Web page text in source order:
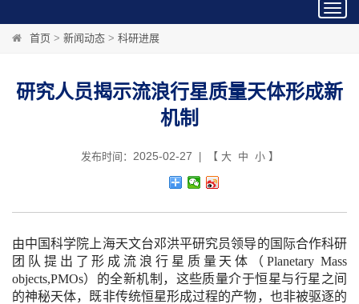
首页 > 新闻动态 > 科研进展
研究人员揭示流浪行星质量天体形成新
机制
发布时间： 2025-02-27 | 【 大 中 小】
由中国科学院上海天文台邓洪平研究员领导的国际合作科研
团队提出了形成流浪行星质量天体（Planetary Mass
objects,PMOs）的全新机制，这些质量介于恒星与行星之间
的神秘天体，既非传统恒星形成过程的产物，也非被驱逐的